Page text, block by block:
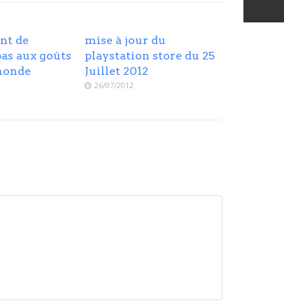
de
aux goûts
mise à jour du
playstation store du 25
Juillet 2012
26/07/2012